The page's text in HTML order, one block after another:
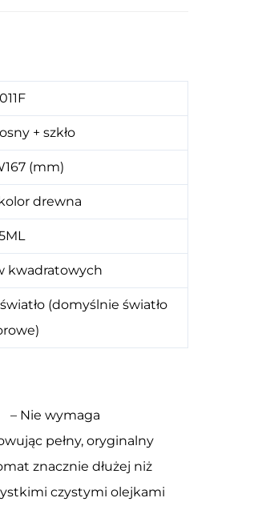
+ szkło
(mm)
drewna
kwadratowych
(domyślnie światło
– Nie wymaga
pełny, oryginalny
znacznie dłużej niż
czystymi olejkami